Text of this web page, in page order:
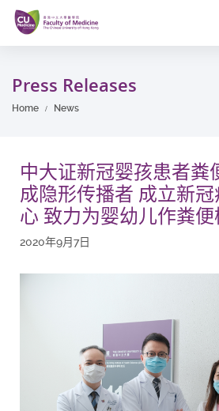
Skip
main
content
Press Releases
Home News
中大证新冠婴孩患者粪
成隐形传播者 成立新
心 致力为婴幼儿作粪
2020年9月7日